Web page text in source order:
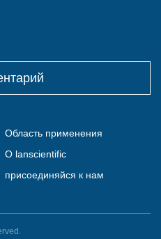
Область применения
О lanscientific
присоединяйся к нам